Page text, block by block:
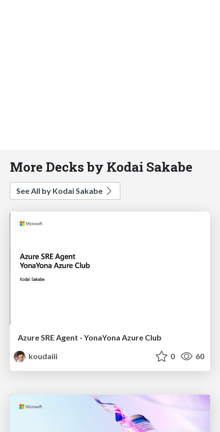
More Decks by Kodai Sakabe
See All by Kodai Sakabe
Azure SRE Agent - YonaYona Azure Club
koudaiii
0 60